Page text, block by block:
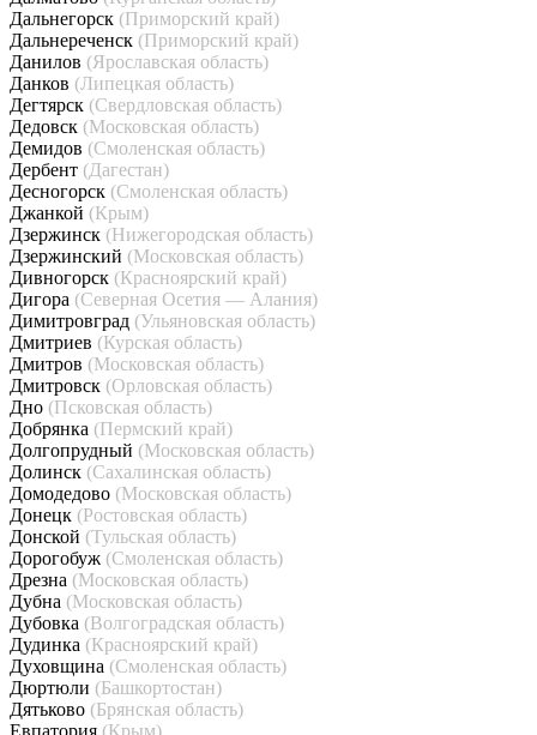
Дальнегорск (Приморский край)
Дальнереченск (Приморский край)
Данилов (Ярославская область)
Данков (Липецкая область)
Дегтярск (Свердловская область)
Дедовск (Московская область)
Демидов (Смоленская область)
Дербент (Дагестан)
Десногорск (Смоленская область)
Джанкой (Крым)
Дзержинск (Нижегородская область)
Дзержинский (Московская область)
Дивногорск (Красноярский край)
Дигора (Северная Осетия — Алания)
Димитровград (Ульяновская область)
Дмитриев (Курская область)
Дмитров (Московская область)
Дмитровск (Орловская область)
Дно (Псковская область)
Добрянка (Пермский край)
Долгопрудный (Московская область)
Долинск (Сахалинская область)
Домодедово (Московская область)
Донецк (Ростовская область)
Донской (Тульская область)
Дорогобуж (Смоленская область)
Дрезна (Московская область)
Дубна (Московская область)
Дубовка (Волгоградская область)
Дудинка (Красноярский край)
Духовщина (Смоленская область)
Дюртюли (Башкортостан)
Дятьково (Брянская область)